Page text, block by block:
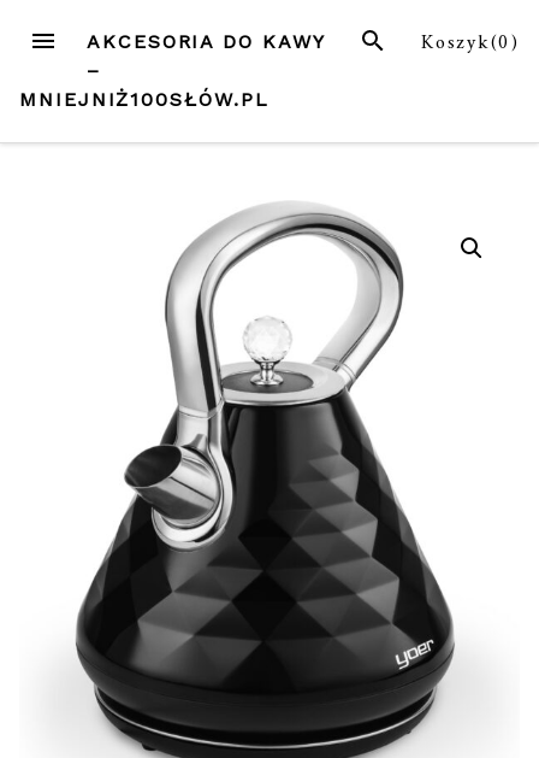
treści
MENU Koszyk(0)
SZUKAJ
AKCESORIA DO KAWY
–
MNIEJNIŻ100SŁÓW.PL